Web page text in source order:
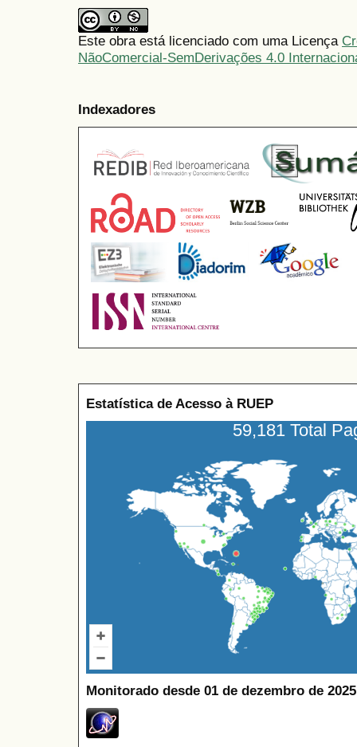
Este obra está licenciado com uma Licença
NãoComercial-SemDerivações 4.0
Indexadores
Estatística de Acesso à RUEP
59,181 Total
Monitorado desde 01 de dezembro de